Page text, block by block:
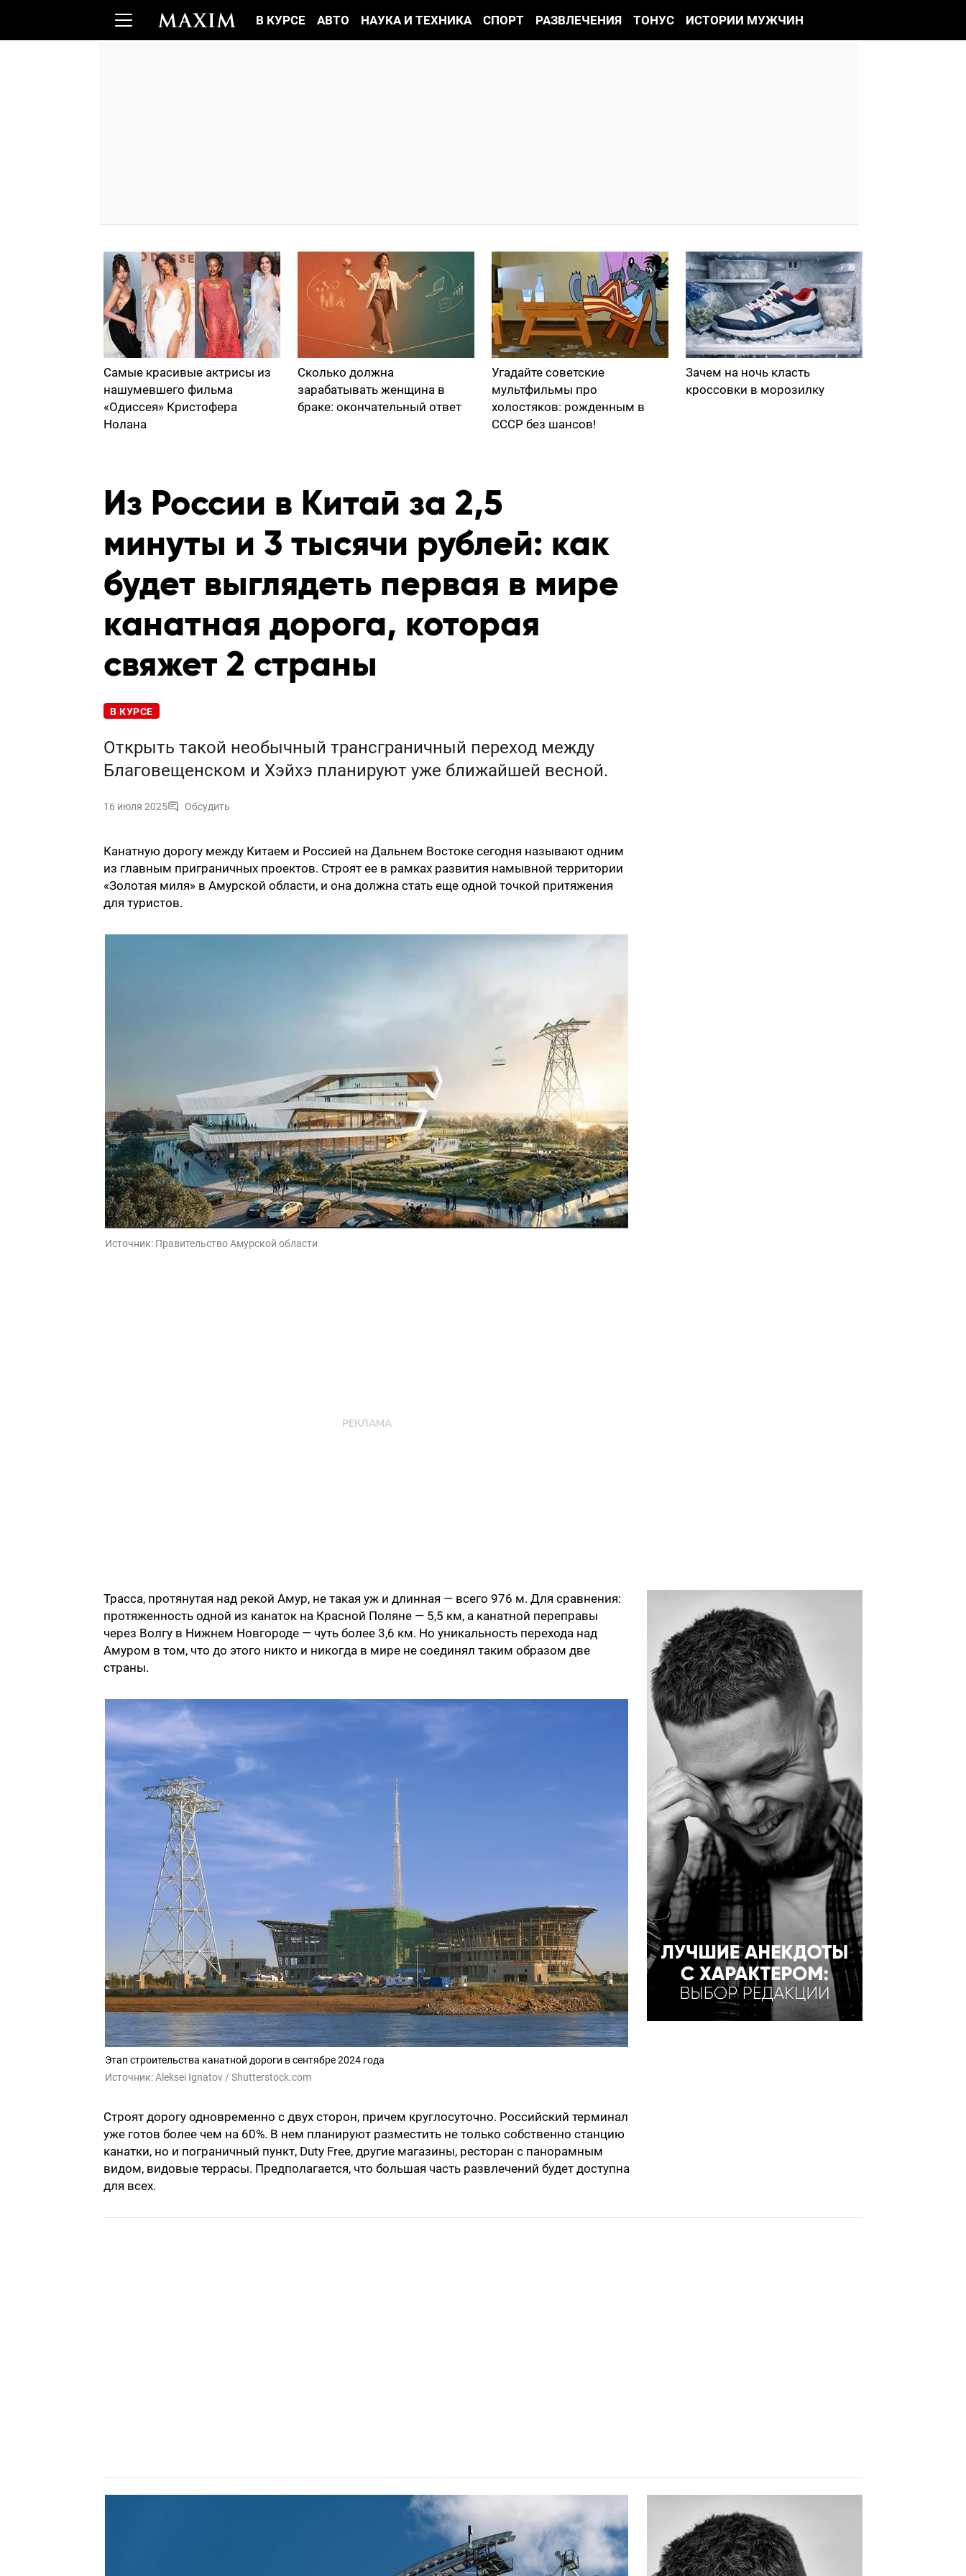
В КУРСЕ АВТО НАУКА И ТЕХНИКА СПОРТ РАЗВЛЕЧЕНИЯ ТОНУС ИСТОРИИ МУЖЧИН
Самые красивые актрисы из
нашумевшего фильма
«Одиссея» Кристофера
Нолана
Сколько должна
зарабатывать женщина в
браке: окончательный ответ
Угадайте советские
мультфильмы про
холостяков: рожденным в
СССР без шансов!
Зачем на ночь класть
кроссовки в морозилку
Из России в Китай за 2,5
минуты и 3 тысячи рублей: как
будет выглядеть первая в мире
канатная дорога, которая
свяжет 2 страны
В КУРСЕ
Открыть такой необычный трансграничный переход между
Благовещенском и Хэйхэ планируют уже ближайшей весной.
16 июля 2025 Обсудить
Канатную дорогу между Китаем и Россией на Дальнем Востоке сегодня называют одним
из главным приграничных проектов. Строят ее в рамках развития намывной территории
«Золотая миля» в Амурской области, и она должна стать еще одной точкой притяжения
для туристов.
Источник: Правительство Амурской области
Трасса, протянутая над рекой Амур, не такая уж и длинная — всего 976 м. Для сравнения:
протяженность одной из канаток на Красной Поляне — 5,5 км, а канатной переправы
через Волгу в Нижнем Новгороде — чуть более 3,6 км. Но уникальность перехода над
Амуром в том, что до этого никто и никогда в мире не соединял таким образом две
страны.
Этап строительства канатной дороги в сентябре 2024 года
Источник:Aleksei Ignatov / Shutterstock.com
Строят дорогу одновременно с двух сторон, причем круглосуточно. Российский терминал
уже готов более чем на 60%. В нем планируют разместить не только собственно станцию
канатки, но и пограничный пункт, Duty Free, другие магазины, ресторан с панорамным
видом, видовые террасы. Предполагается, что большая часть развлечений будет доступна
для всех.